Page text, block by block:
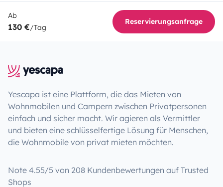
Ab
130 €/Tag
Reservierungsanfrage
Yescapa ist eine Plattform, die das Mieten von
Wohnmobilen und Campern zwischen Privatpersonen
einfach und sicher macht. Wir agieren als Vermittler
und bieten eine schlüsselfertige Lösung für Menschen,
die Wohnmobile von privat mieten möchten.
Note 4.55/5 von 208 Kundenbewertungen auf Trusted
Shops